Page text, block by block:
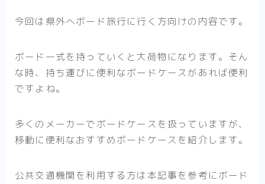
今回は県外へボード旅行に行く方向けの内容です。
ボード一式を持っていくと大荷物になります。そん
な時、持ち運びに便利なボードケースがあれば便利
ですよね。
多くのメーカーでボードケースを扱っていますが、
移動に便利なおすすめボードケースを紹介します。
公共交通機関を利用する方は本記事を参考にボード